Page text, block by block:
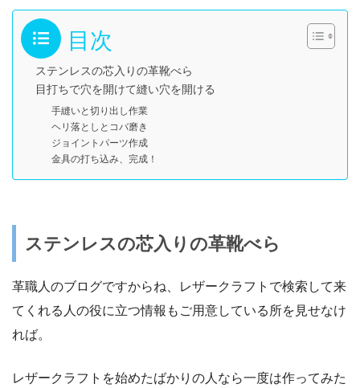
目次
ステンレスの芯入りの革靴べら
目打ちで穴を開けて縫い穴を開ける
手縫いと切り出し作業
ヘリ落としとコバ磨き
ジョイントパーツ作成
金具の打ち込み、完成！
ステンレスの芯入りの革靴べら
革職人のブログですからね、レザークラフトで検索して来
てくれる人の役に立つ情報もご用意している所を見せなけ
れば。
レザークラフトを始めたばかりの人なら一度は作ってみた